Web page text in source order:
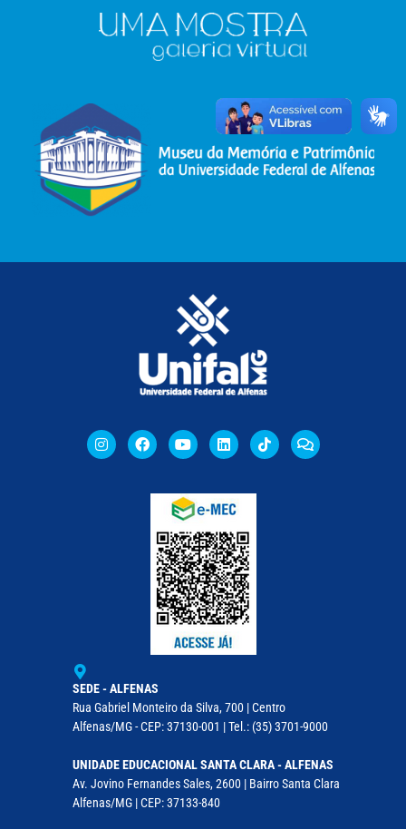
SEDE - ALFENAS
Rua Gabriel Monteiro da Silva, 700 | Centro
Alfenas/MG - CEP: 37130-001 | Tel.: (35) 3701-9000
UNIDADE EDUCACIONAL SANTA CLARA - ALFENAS
Av. Jovino Fernandes Sales, 2600 | Bairro Santa Clara
Alfenas/MG | CEP: 37133-840